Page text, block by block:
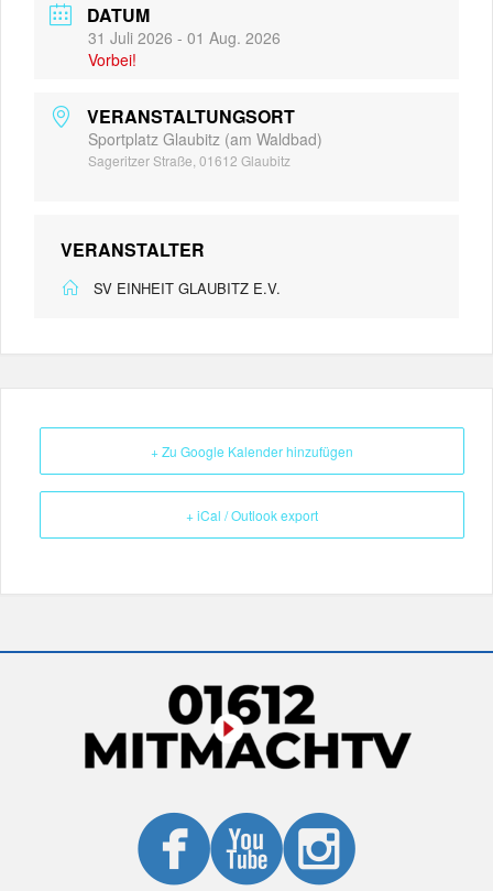
DATUM
31 Juli 2026 - 01 Aug. 2026
Vorbei!
VERANSTALTUNGSORT
Sportplatz Glaubitz (am Waldbad)
Sageritzer Straße, 01612 Glaubitz
VERANSTALTER
SV EINHEIT GLAUBITZ E.V.
+ Zu Google Kalender hinzufügen
+ iCal / Outlook export